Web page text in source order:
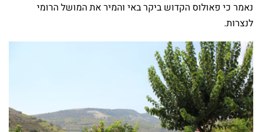
נאמר כי פאולוס הקדוש ביקר באי והמיר את המושל הרומי
לנצרות.